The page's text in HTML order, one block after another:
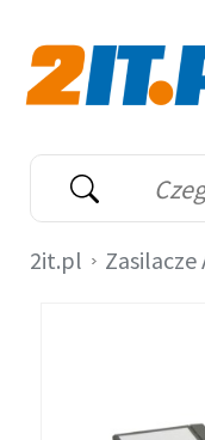
Wyszukiwarka
Słowo kluczowe
2it.pl Zasilacze